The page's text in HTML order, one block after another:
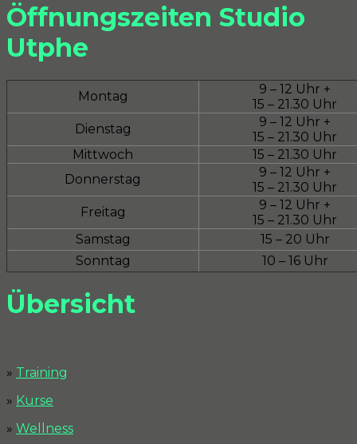
Öffnungszeiten Studio
Utphe
Montag
9 – 12 Uhr +
15 – 21.30 Uhr
Dienstag
9 – 12 Uhr +
15 – 21.30 Uhr
Mittwoch
15 – 21.30 Uhr
Donnerstag
9 – 12 Uhr +
15 – 21.30 Uhr
Freitag
9 – 12 Uhr +
15 – 21.30 Uhr
Samstag
15 – 20 Uhr
Sonntag
10 – 16 Uhr
Übersicht
» Training
» Kurse
» Wellness